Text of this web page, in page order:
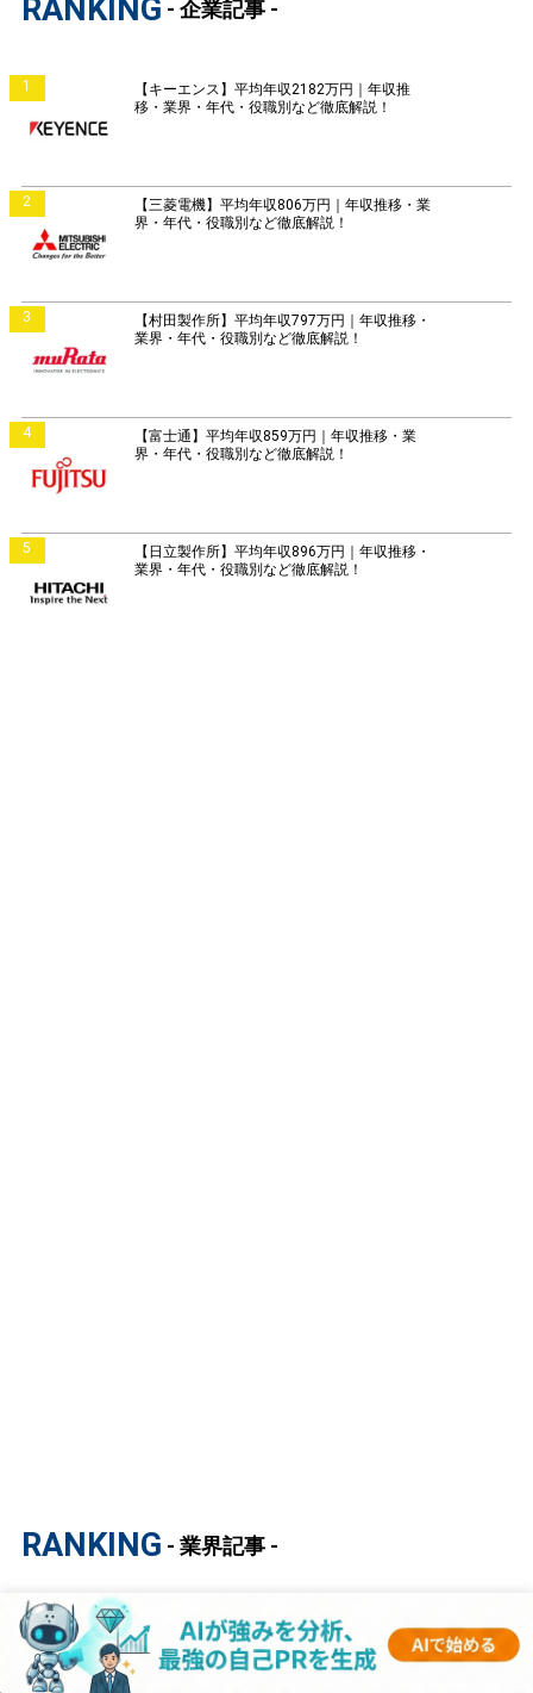
RANKING - 企業記事 -
1
【キーエンス】平均年収2182万円｜年収推
移・業界・年代・役職別など徹底解説！
2
【三菱電機】平均年収806万円｜年収推移・業
界・年代・役職別など徹底解説！
3
【村田製作所】平均年収797万円｜年収推移・
業界・年代・役職別など徹底解説！
4
【富士通】平均年収859万円｜年収推移・業
界・年代・役職別など徹底解説！
5
【日立製作所】平均年収896万円｜年収推移・
業界・年代・役職別など徹底解説！
RANKING - 業界記事 -
1
【マスコミ業界研究｜2023年度最新版】ESの
書き方から面接対策まで徹底解説！